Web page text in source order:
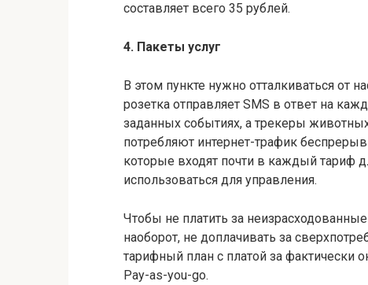
составляет всего 35 рублей.
4. Пакеты услуг
В этом пункте нужно отталкиваться от
розетка отправляет SMS в ответ на
заданных событиях, а трекеры
потребляют интернет-трафик
которые входят почти в каждый тариф
использоваться для управления.
Чтобы не платить за
наоборот, не доплачивать за
тарифный план с платой за фактически
Рay-as-you-go.